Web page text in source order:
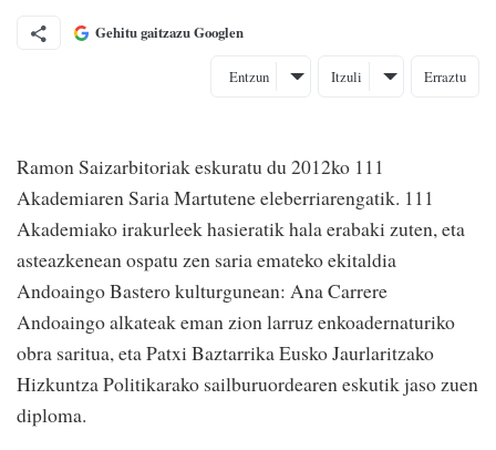
Gehitu gaitzazu Googlen
Entzun Itzuli Erraztu
Ramon Saizarbitoriak eskuratu du 2012ko 111
Akademiaren Saria Martutene eleberriarengatik. 111
Akademiako irakurleek hasieratik hala erabaki zuten, eta
asteazkenean ospatu zen saria emateko ekitaldia
Andoaingo Bastero kulturgunean: Ana Carrere
Andoaingo alkateak eman zion larruz enkoadernaturiko
obra saritua, eta Patxi Baztarrika Eusko Jaurlaritzako
Hizkuntza Politikarako sailburuordearen eskutik jaso zuen
diploma.